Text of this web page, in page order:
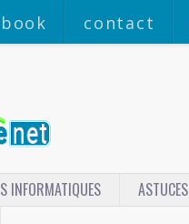
contact
INFORMATIQUES ASTUCES